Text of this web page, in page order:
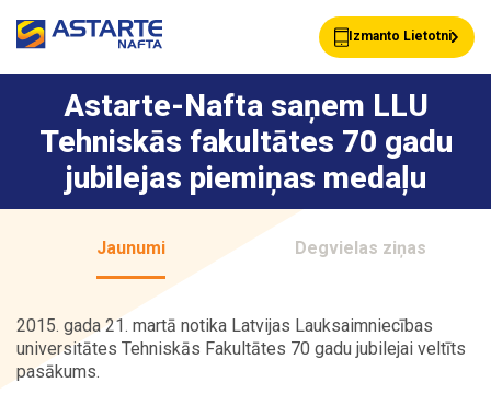
Izmanto Lietotni
Akcijas Jaunumi
Uzpildes stacijas Klientu Kartes
Pakalpojumi Astarte Bizness
Astarte-Nafta saņem LLU
Tehniskās fakultātes 70 gadu
jubilejas piemiņas medaļu
Jaunumi Degvielas ziņas
2015. gada 21. martā notika Latvijas Lauksaimniecības
universitātes Tehniskās Fakultātes 70 gadu jubilejai veltīts
pasākums.